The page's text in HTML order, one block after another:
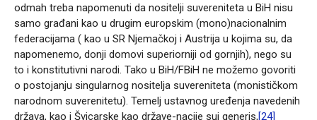
odmah treba napomenuti da nositelji suvereniteta u BiH nisu
samo građani kao u drugim europskim (mono)nacionalnim
federacijama ( kao u SR Njemačkoj i Austrija u kojima su, da
napomenemo, donji domovi superiorniji od gornjih), nego su
to i konstitutivni narodi. Tako u BiH/FBiH ne možemo govoriti
o postojanju singularnog nositelja suvereniteta (monističkom
narodnom suverenitetu). Temelj ustavnog uređenja navedenih
država, kao i Švicarske kao države-nacije sui generis,[24]